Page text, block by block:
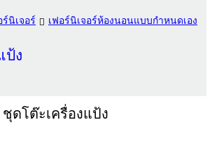
นิเจอร์ เฟอร์นิเจอร์ห้องนอนแบบกำหนดเอง
ป้ง
ชุดโต๊ะเครื่องแป้ง